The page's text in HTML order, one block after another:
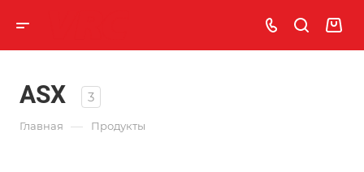
ASX 3
Главная — Продукты